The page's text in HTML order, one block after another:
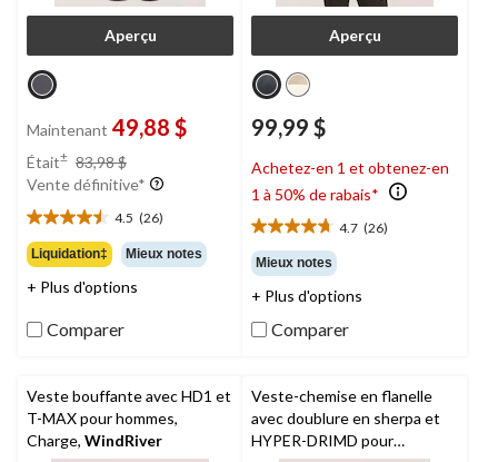
Aperçu
Maintenant 49,88 $
Était± 83,98 $
était
Vente définitive*
4.5 (26)
4.5
étoile(s)
sur
5.
évaluations
Liquidation‡ Mieux notes
+ Plus d'options
Comparer
Aperçu
99,99 $
Achetez-en 1 et obtenez-en
1 à 50% de rabais*
4.7 (26)
4.7
étoile(s)
sur
5.
26
évaluations
Mieux notes
+ Plus d'options
Comparer
Veste bouffante avec HD1 et
T-MAX pour hommes,
Charge, WindRiver
Veste-chemise en flanelle
avec doublure en sherpa et
HYPER-DRIMD pour